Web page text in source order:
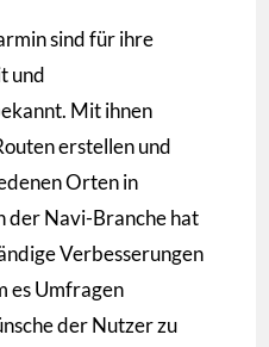
sind für ihre
und
Mit ihnen
erstellen und
Orten in
der Navi-Branche hat
Verbesserungen
es Umfragen
der Nutzer zu